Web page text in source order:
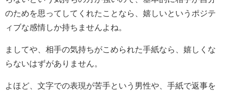
のためを思ってしてくれたことなら、嬉しいというポジテ
ィブな感情しか持ちませんよね。
ましてや、相手の気持ちがこめられた手紙なら、嬉しくな
らないはずがありません。
よほど、文字での表現が苦手という男性や、手紙で返事を